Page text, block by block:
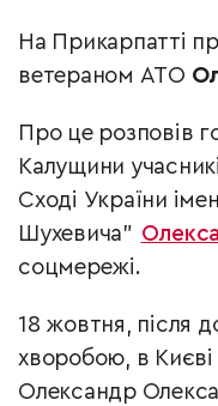
На Прикарпатті
ветераном АТО
Про це розповів
Калущини
Сході України
Шухевича”
соцмережі.
18 жовтня, після
хворобою, в
Олександр